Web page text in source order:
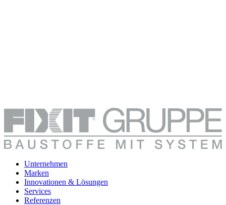
Unternehmen
Marken
Innovationen & Lösungen
Services
Referenzen